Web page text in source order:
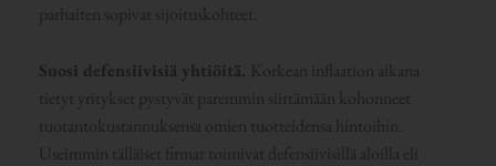
parhaiten sopivat sijoituskohteet.
Suosi defensiivisiä yhtiöitä. Korkean inflaation aikana
tietyt yritykset pystyvät paremmin siirtämään kohonneet
tuotantokustannuksensa omien tuotteidensa hintoihin.
Useimmin tälläiset firmat toimivat defensiivisillä aloilla eli